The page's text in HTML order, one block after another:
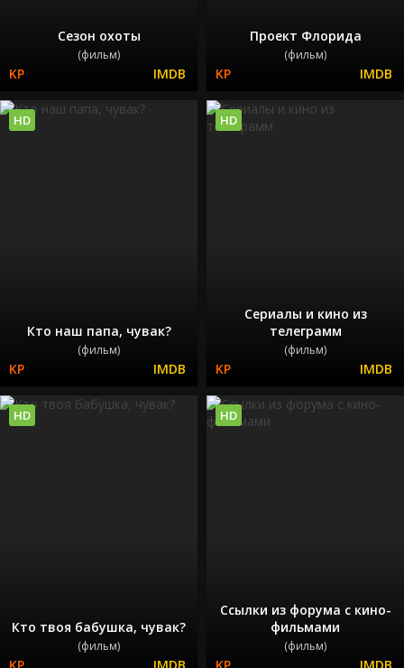
Сезон охоты
(фильм)
Проект Флорида
(фильм)
Кто наш папа, чувак?
(фильм)
HD
Сериалы и кино из
телеграмм
(фильм)
HD
Кто твоя бабушка, чувак?
(фильм)
HD
Ссылки из форума с кино-
фильмами
(фильм)
HD